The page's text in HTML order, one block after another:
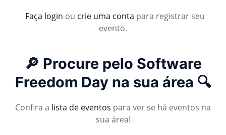
Faça login ou crie uma conta para registrar seu
evento.
🔎 Procure pelo Software
Freedom Day na sua área 🔍
Confira a lista de eventos para ver se há eventos na
sua área!